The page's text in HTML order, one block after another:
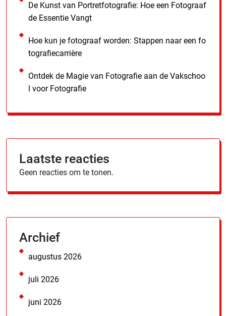
De Kunst van Portretfotografie: Hoe een Fotograaf
de Essentie Vangt
Hoe kun je fotograaf worden: Stappen naar een fo
tografiecarrière
Ontdek de Magie van Fotografie aan de Vakschoo
l voor Fotografie
Laatste reacties
Geen reacties om te tonen.
Archief
augustus 2026
juli 2026
juni 2026